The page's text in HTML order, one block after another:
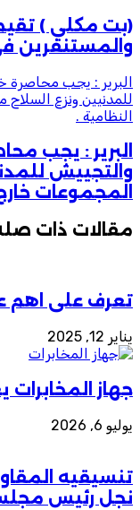
(بت مكلي )
والمستنفرين
البرير : يجب محاصرة
للمدنيين ونزع
النظامية .
البرير : يجب
والتجييش
المجموعات
مقالات ذات
تعرف على اهم
يناير 12, 2025
جهاز المخابرات
يوليو 6, 2026
تنسيقيه
نجل رئيس